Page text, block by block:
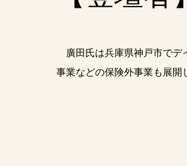
廣田氏は兵庫県神戸市でデ
事業などの保険外事業も展開